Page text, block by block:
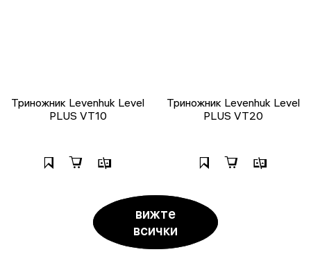
Триножник Levenhuk Level
PLUS VT10
Триножник Levenhuk Level
PLUS VT20
вижте
всички